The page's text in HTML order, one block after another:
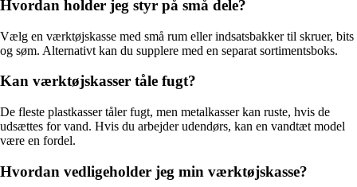
Hvordan holder jeg styr på små dele?
Vælg en værktøjskasse med små rum eller indsatsbakker til skruer, bits
og søm. Alternativt kan du supplere med en separat sortimentsboks.
Kan værktøjskasser tåle fugt?
De fleste plastkasser tåler fugt, men metalkasser kan ruste, hvis de
udsættes for vand. Hvis du arbejder udendørs, kan en vandtæt model
være en fordel.
Hvordan vedligeholder jeg min værktøjskasse?